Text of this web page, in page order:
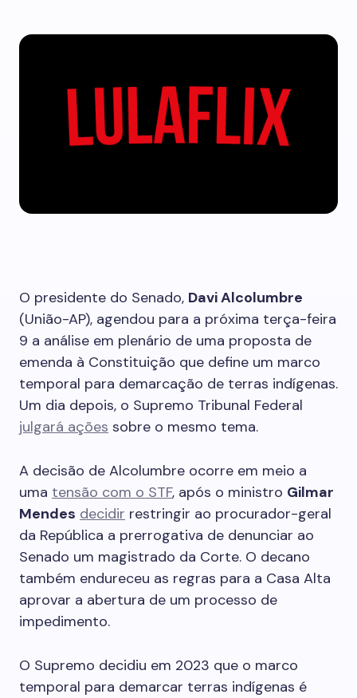
O presidente do Senado, Davi Alcolumbre
(União-AP), agendou para a próxima terça-feira
9 a análise em plenário de uma proposta de
emenda à Constituição que define um marco
temporal para demarcação de terras indígenas.
Um dia depois, o Supremo Tribunal Federal
julgará ações sobre o mesmo tema.
A decisão de Alcolumbre ocorre em meio a
uma tensão com o STF, após o ministro Gilmar
Mendes decidir restringir ao procurador-geral
da República a prerrogativa de denunciar ao
Senado um magistrado da Corte. O decano
também endureceu as regras para a Casa Alta
aprovar a abertura de um processo de
impedimento.
O Supremo decidiu em 2023 que o marco
temporal para demarcar terras indígenas é